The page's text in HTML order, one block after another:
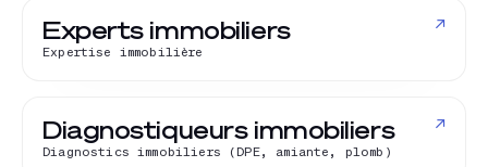
Experts immobiliers
Expertise immobilière
↗
Diagnostiqueurs immobiliers
Diagnostics immobiliers (DPE, amiante, plomb)
↗